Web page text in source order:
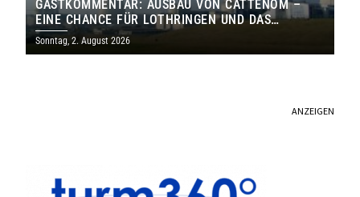
GASTKOMMENTAR: AUSBAU VON CATTENOM –
EINE CHANCE FÜR LOTHRINGEN UND DAS
SAARLAND
Sonntag, 2. August 2026
ANZEIGEN